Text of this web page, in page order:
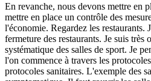
En revanche, nous devons mettre en
mettre en place un contrôle des
l'économie. Regardez les restaurants.
fermeture des restaurants. Je suis très
systématique des salles de sport. Je
l'on commence à travers les
protocoles sanitaires. L'exemple des